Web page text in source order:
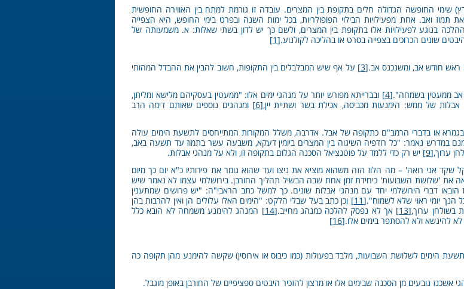
שימי החופשה הגדולה חלים בתקופת בין המצרים. עובדה זו גורמת למתח בין האווירה החופשית
תמוז ואב. אחת מפעילויות הבילוי הפופולריות, בכל ימות השנה ובפרט בימי החופש, היא הצפייה
בנוגע לפעילויות אלו בתקופת בין המצרים, ולשם כך יש לדון בשתי שאלות: א. משמעותה של
שונים הכרוכים בצפייה בסרט או בהליכה לקולנוע.[1]
חודש אב, ומשנכנס אב.[3]
על אף שיש המבלבלים בין התקופות, חשוב להבין את ההבדל המהותי
ממעטין בשמחה".[4]
ובברייתא מפורש יותר על מנהגי ימים אלו: "ממעטין בעסקיהם מלישא ומליתן,
אבלות של ממש: הימנעות מכביסה, אכילת בשר ושתיית יין,[6]
ומנהגים נוספים שאותם דימה הרב
או בדברי הרמב"ם כתקופה של אבל. אדרבה, משלל המקורות המתייחסים לתשעת הימים עולה
במדרש נאמר: "כל רודפיה השיגוה בין המצרים ביומין דעקא, משבעה עשר בתמוז עד תשעה באב,
ערוך,[9]
יש רק כדי ללמד על פוטנציאל הסכנה הגלום בתקופה זו, ולא על מנהגי אבלות.
אני רואה' – מה הלוז הזה משהוא מוציא את ניצו ועד שהוא גומר את פירותיו כ"א יום כך מיום
את 'שלושת השבועות' כיחידת זמן אחת שבה הבשיל תהליך החורבן. בירושלמי עצמו לא נאמר שיש
דברי הירושלמי יחד עם מנהגי אבלות שונים. כך למשל כתב הראבי"ה: "יש פרושים שמתענין
יומי ראוי שלא לשמוח".[11]
וכן כתב בעל שבלי הלקט: "הימים האלו עלולים הן ואין להרבות בהן
בשולחן ערוך,[13] אך לא נפסק להלכה כמנהג מחייב.[14]
המנהג להימנע משמחה לא הובא כלל
להינשא ולא להסתפר בימים אלו.[16]
הימים לשלושת השבועות, מלבד בפעולות (כמו כיבוס או אירוסין) שקשה להימנע מהן תקופה כה
נובעים מן הסכנה שבימים אלו או מרצון להזכיר היבטים ספציפיים של החורבן באופן מוגבל.